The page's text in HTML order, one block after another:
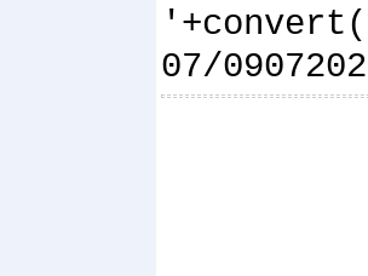
07/